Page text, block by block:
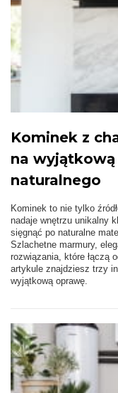
Kominek z
na wyjątkową
naturalnego
Kominek to nie tylko
nadaje wnętrzu unikalny
sięgnąć po naturalne
Szlachetne marmury,
rozwiązania, które łączą
artykule znajdziesz trzy
wyjątkową oprawę.